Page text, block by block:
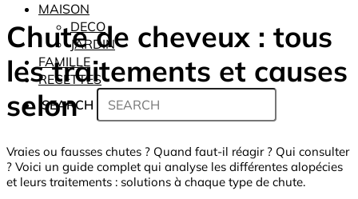
MAISON
DECO
JARDIN
FAMILLE
RECETTES
SEARCH
Chute de cheveux : tous
les traitements et causes
selon
Vraies ou fausses chutes ? Quand faut-il réagir ? Qui consulter
? Voici un guide complet qui analyse les différentes alopécies
et leurs traitements : solutions à chaque type de chute.